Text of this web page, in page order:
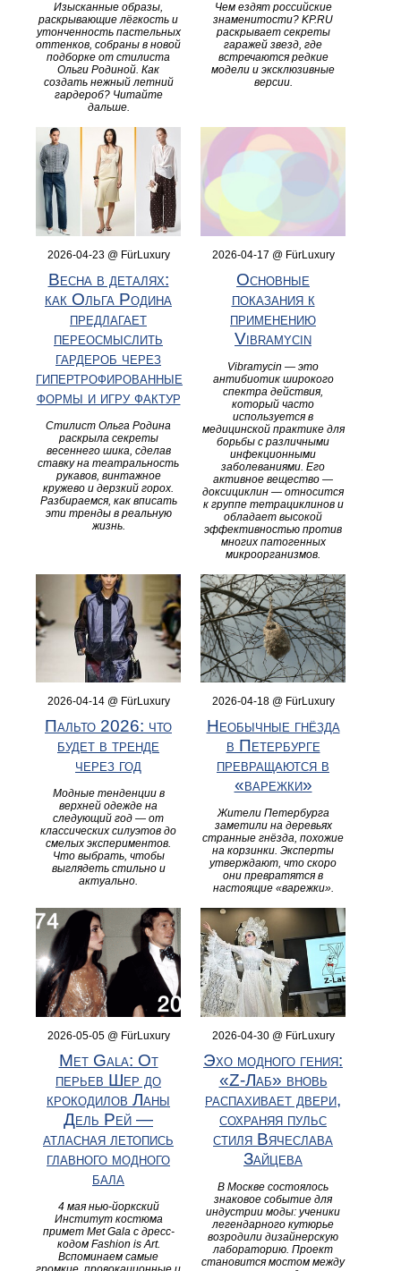
Изысканные образы,
раскрывающие лёгкость и
утонченность пастельных
оттенков, собраны в новой
подборке от стилиста
Ольги Родиной. Как
создать нежный летний
гардероб? Читайте
дальше.
Чем ездят российские
знаменитости? KP.RU
раскрывает секреты
гаражей звезд, где
встречаются редкие
модели и эксклюзивные
версии.
2026-04-23 @ FürLuxury
Весна в деталях:
как Ольга Родина
предлагает
переосмыслить
гардероб через
гипертрофированные
формы и игру фактур
Стилист Ольга Родина
раскрыла секреты
весеннего шика, сделав
ставку на театральность
рукавов, винтажное
кружево и дерзкий горох.
Разбираемся, как вписать
эти тренды в реальную
жизнь.
2026-04-17 @ FürLuxury
Основные
показания к
применению
Vibramycin
Vibramycin — это
антибиотик широкого
спектра действия,
который часто
используется в
медицинской практике для
борьбы с различными
инфекционными
заболеваниями. Его
активное вещество —
доксициклин — относится
к группе тетрациклинов и
обладает высокой
эффективностью против
многих патогенных
микроорганизмов.
2026-04-14 @ FürLuxury
Пальто 2026: что
будет в тренде
через год
Модные тенденции в
верхней одежде на
следующий год — от
классических силуэтов до
смелых экспериментов.
Что выбрать, чтобы
выглядеть стильно и
актуально.
2026-04-18 @ FürLuxury
Необычные гнёзда
в Петербурге
превращаются в
«варежки»
Жители Петербурга
заметили на деревьях
странные гнёзда, похожие
на корзинки. Эксперты
утверждают, что скоро
они превратятся в
настоящие «варежки».
2026-05-05 @ FürLuxury
Met Gala: От
перьев Шер до
крокодилов Ланы
Дель Рей —
атласная летопись
главного модного
бала
4 мая нью-йоркский
Институт костюма
примет Met Gala с дресс-
кодом Fashion is Art.
Вспоминаем самые
2026-04-30 @ FürLuxury
Эхо модного гения:
«Z-Лаб» вновь
распахивает двери,
сохраняя пульс
стиля Вячеслава
Зайцева
В Москве состоялось
знаковое событие для
индустрии моды: ученики
легендарного кутюрье
возродили дизайнерскую
лабораторию. Проект
становится мостом между